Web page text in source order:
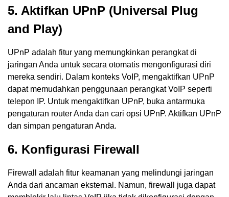
5. Aktifkan UPnP (Universal Plug
and Play)
UPnP adalah fitur yang memungkinkan perangkat di
jaringan Anda untuk secara otomatis mengonfigurasi diri
mereka sendiri. Dalam konteks VoIP, mengaktifkan UPnP
dapat memudahkan penggunaan perangkat VoIP seperti
telepon IP. Untuk mengaktifkan UPnP, buka antarmuka
pengaturan router Anda dan cari opsi UPnP. Aktifkan UPnP
dan simpan pengaturan Anda.
6. Konfigurasi Firewall
Firewall adalah fitur keamanan yang melindungi jaringan
Anda dari ancaman eksternal. Namun, firewall juga dapat